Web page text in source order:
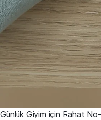
Günlük Giyim için Rahat